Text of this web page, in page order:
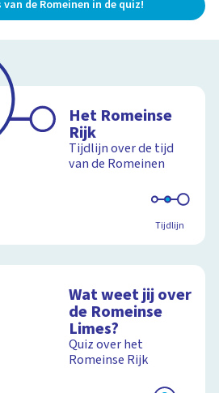
de Romeinen in de quiz!
Het Romeinse
Rijk
Tijdlijn over de tijd
van de Romeinen
Tijdlijn
Wat weet jij over
de Romeinse
Limes?
Quiz over het
Romeinse Rijk